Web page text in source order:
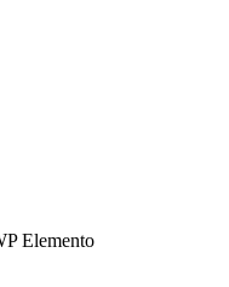
Elemento